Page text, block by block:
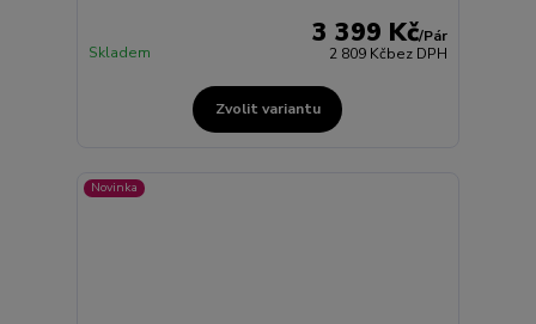
3 399 Kč/Pár
2 809 Kčbez DPH
Skladem
Zvolit variantu
Novinka